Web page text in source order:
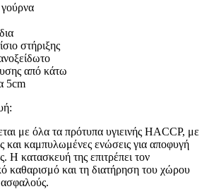
στήριξης
από κάτω
5cm
με όλα τα πρότυπα υγιεινής HACCP, με
και καμπυλωμένες ενώσεις για αποφυγή
κατασκευή της επιτρέπει τον
καθαρισμό και τη διατήρηση του χώρου